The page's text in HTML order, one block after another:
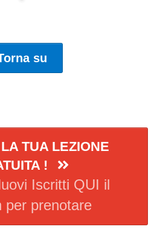
su
TUA LEZIONE
!
Iscritti QUI il
per prenotare